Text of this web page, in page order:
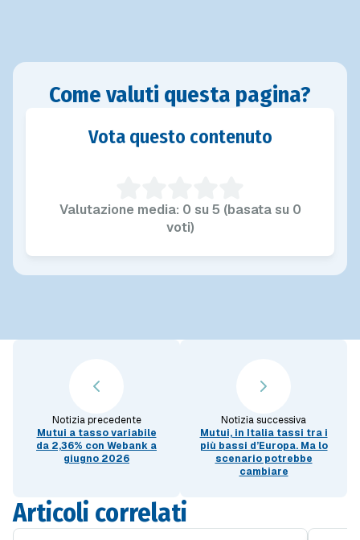
Come valuti questa pagina?
Vota questo contenuto
Valutazione media: 0 su 5 (basata su 0
voti)
Notizia precedente
Mutui a tasso variabile
da 2,36% con Webank a
giugno 2026
Notizia successiva
Mutui, in Italia tassi tra i
più bassi d’Europa. Ma lo
scenario potrebbe
cambiare
Articoli correlati